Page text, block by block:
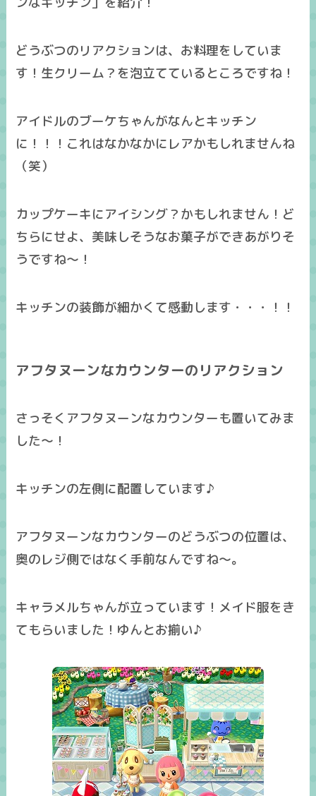
どうぶつのリアクションは、お料理をしていま
す！生クリーム？を泡立てているところですね！
アイドルのブーケちゃんがなんとキッチン
に！！！これはなかなかにレアかもしれませんね
（笑）
カップケーキにアイシング？かもしれません！ど
ちらにせよ、美味しそうなお菓子ができあがりそ
うですね～！
キッチンの装飾が細かくて感動します・・・！！
アフタヌーンなカウンターのリアクション
さっそくアフタヌーンなカウンターも置いてみま
した～！
キッチンの左側に配置しています♪
アフタヌーンなカウンターのどうぶつの位置は、
奥のレジ側ではなく手前なんですね～。
キャラメルちゃんが立っています！メイド服をき
てもらいました！ゆんとお揃い♪